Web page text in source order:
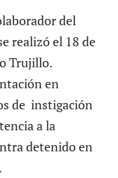
del
realizó el 18 de
Trujillo.
en
de instigación
a la
detenido en